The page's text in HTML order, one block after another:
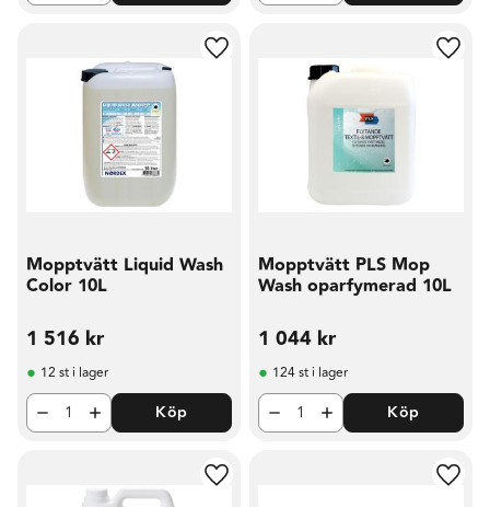
Mopptvätt Liquid Wash
Color 10L
1 516 kr
Lägg till i favoriter
12 st i lager
Köp
Mopptvätt PLS Mop
Wash oparfymerad 10L
1 044 kr
124 st i lager
Köp
Lägg till i favoriter